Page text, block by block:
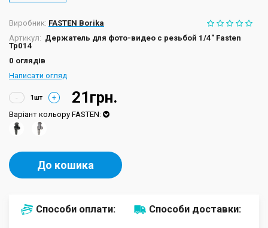
Виробник: FASTEN Borika
Артикул: Держатель для фото-видео с резьбой 1/4" Fasten
Tp014
0 оглядів
Написати огляд
- + 21грн.
Варіант кольору FASTEN:
До кошика
Способи оплати: Способи доставки: